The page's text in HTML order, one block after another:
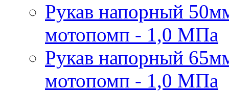
Рукав напорный
мотопомп - 1,0 МПа
Рукав напорный
мотопомп - 1,0 МПа